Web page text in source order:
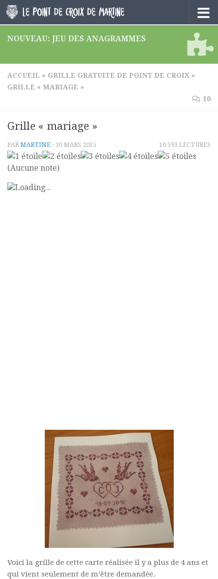
Skip to content
NOUVEAU: JEU DES ANAGRAMMES
ACCUEIL » GRILLE GRATUITE DE POINT DE CROIX »
GRILLE « MARIAGE »
10
Grille « mariage »
PAR MARTINE · 30 MARS 2015 10 593 LECTURES
(Aucune note)
Loading...
Voici la grille de cette carte réalisée il y a plus de 4 ans et
qui vient seulement de m’être demandée.